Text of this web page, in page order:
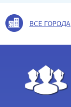
ВСЕ ГОРОДА